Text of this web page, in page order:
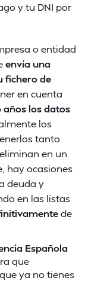
y tu DNI por
o entidad
envía una
fichero de
en cuenta
los datos
los
tanto
en un
hay ocasiones
deuda y
en las listas
de
Española
que
ya no tienes